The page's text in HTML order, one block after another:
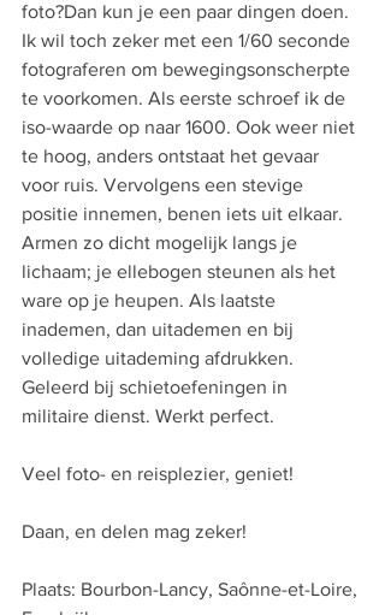
foto?Dan kun je een paar dingen doen.
Ik wil toch zeker met een 1/60 seconde
fotograferen om bewegingsonscherpte
te voorkomen. Als eerste schroef ik de
iso-waarde op naar 1600. Ook weer niet
te hoog, anders ontstaat het gevaar
voor ruis. Vervolgens een stevige
positie innemen, benen iets uit elkaar.
Armen zo dicht mogelijk langs je
lichaam; je ellebogen steunen als het
ware op je heupen. Als laatste
inademen, dan uitademen en bij
volledige uitademing afdrukken.
Geleerd bij schietoefeningen in
militaire dienst. Werkt perfect.
Veel foto- en reisplezier, geniet!
Daan, en delen mag zeker!
Plaats: Bourbon-Lancy, Saônne-et-Loire,